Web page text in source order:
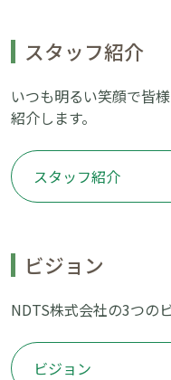
スタッフ紹介
いつも明るい笑顔で皆
紹介します。
スタッフ紹介
ビジョン
NDTS株式会社の3つの
ビジョン